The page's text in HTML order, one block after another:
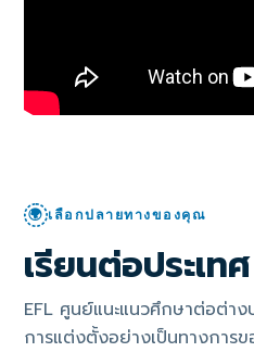
🌍 เลือกปลายทางของคุณ
เรียนต่อประเทศ
EFL ศูนย์แนะแนวศึกษาต่อต่าง
การแต่งตั้งอย่างเป็นทางการ